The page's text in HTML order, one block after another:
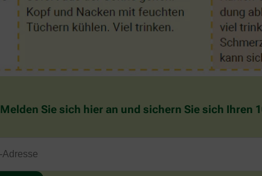
Melden Sie sich hier an und sichern Sie sich Ihren